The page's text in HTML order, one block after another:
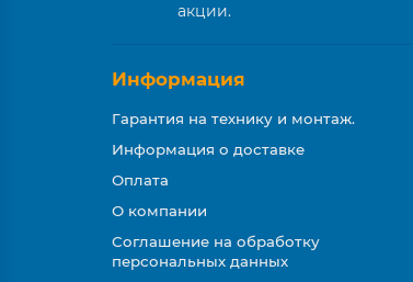
акции.
Информация
Гарантия на технику и монтаж.
Информация о доставке
Оплата
О компании
Соглашение на обработку
персональных данных